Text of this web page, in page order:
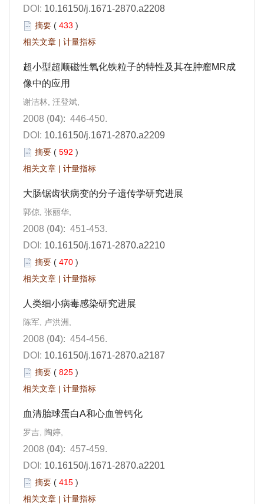
DOI: 10.16150/j.1671-2870.a2208
摘要 ( 433 )
相关文章 | 计量指标
超小型超顺磁性氧化铁粒子的特性及其在肿瘤MR成
像中的应用
谢洁林, 汪登斌,
2008 (04): 446-450.
DOI: 10.16150/j.1671-2870.a2209
摘要 ( 592 )
相关文章 | 计量指标
大肠锯齿状病变的分子遗传学研究进展
郭倞, 张丽华,
2008 (04): 451-453.
DOI: 10.16150/j.1671-2870.a2210
摘要 ( 470 )
相关文章 | 计量指标
人类细小病毒感染研究进展
陈军, 卢洪洲,
2008 (04): 454-456.
DOI: 10.16150/j.1671-2870.a2187
摘要 ( 825 )
相关文章 | 计量指标
血清胎球蛋白A和心血管钙化
罗吉, 陶婷,
2008 (04): 457-459.
DOI: 10.16150/j.1671-2870.a2201
摘要 ( 415 )
相关文章 | 计量指标